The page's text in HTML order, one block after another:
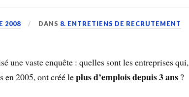
2008 DANS 8. ENTRETIENS DE RECRUTEMENT
une vaste enquête : quelles sont les entreprises qui,
en 2005, ont créé leplus d’emplois depuis 3 ans ?